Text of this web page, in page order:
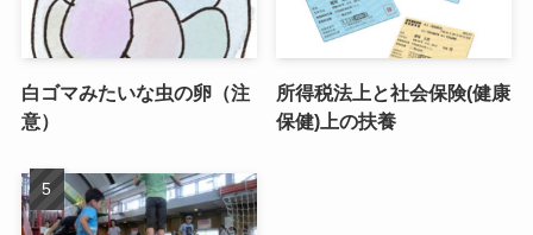
白ゴマみたいな虫の卵（注
意）
所得税法上と社会保険(健康
保健)上の扶養